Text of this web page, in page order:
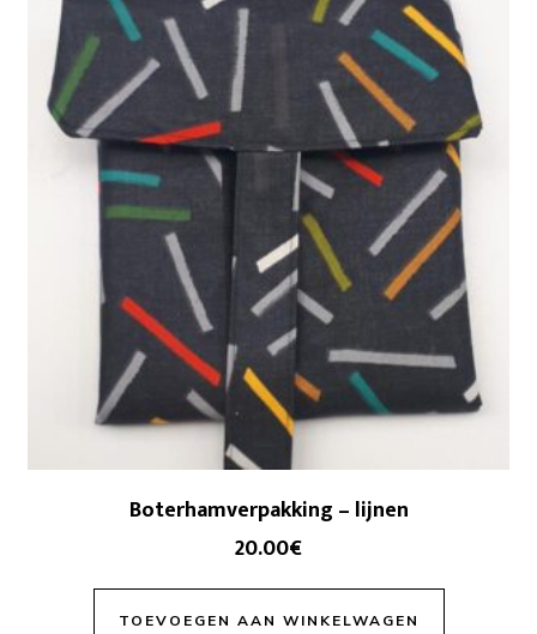
Boterhamverpakking – lijnen
20.00€
TOEVOEGEN AAN WINKELWAGEN